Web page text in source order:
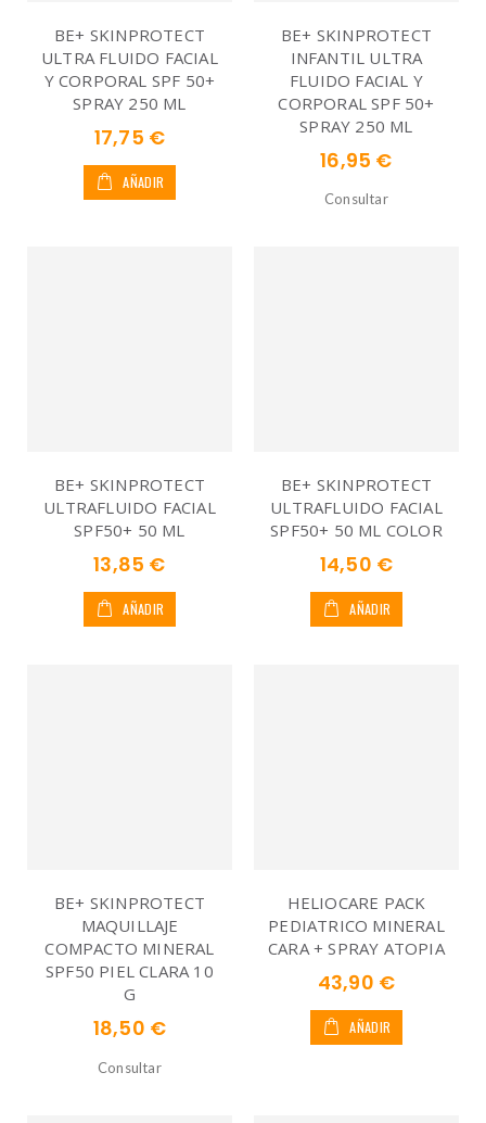
BE+ SKINPROTECT
ULTRA FLUIDO FACIAL
Y CORPORAL SPF 50+
SPRAY 250 ML
17,75 €
AÑADIR
BE+ SKINPROTECT
INFANTIL ULTRA
FLUIDO FACIAL Y
CORPORAL SPF 50+
SPRAY 250 ML
16,95 €
Consultar
BE+ SKINPROTECT
ULTRAFLUIDO FACIAL
SPF50+ 50 ML
13,85 €
AÑADIR
BE+ SKINPROTECT
ULTRAFLUIDO FACIAL
SPF50+ 50 ML COLOR
14,50 €
AÑADIR
BE+ SKINPROTECT
MAQUILLAJE
COMPACTO MINERAL
SPF50 PIEL CLARA 10
G
18,50 €
Consultar
HELIOCARE PACK
PEDIATRICO MINERAL
CARA + SPRAY ATOPIA
43,90 €
AÑADIR